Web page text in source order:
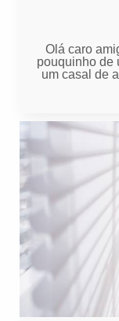
Olá caro
pouquinho de
um casal de